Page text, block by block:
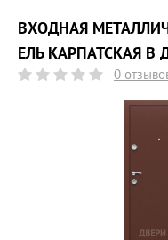
ВХОДНАЯ
ЕЛЬ КАРПАТСКАЯ
0